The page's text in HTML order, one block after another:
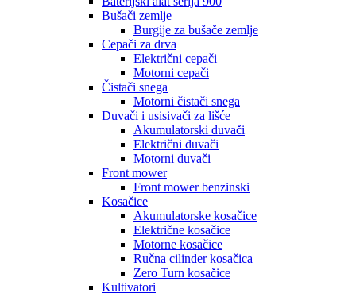
Bušači zemlje
Burgije za bušače zemlje
Cepači za drva
Električni cepači
Motorni cepači
Čistači snega
Motorni čistači snega
Duvači i usisivači za lišće
Akumulatorski duvači
Električni duvači
Motorni duvači
Front mower
Front mower benzinski
Kosačice
Akumulatorske kosačice
Električne kosačice
Motorne kosačice
Ručna cilinder kosačica
Zero Turn kosačice
Kultivatori